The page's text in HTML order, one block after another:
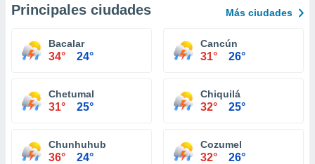
Principales ciudades Más ciudades
Bacalar
34° 24°
Cancún
31° 26°
Chetumal
31° 25°
Chiquilá
32° 25°
Chunhuhub
36° 24°
Cozumel
32° 26°